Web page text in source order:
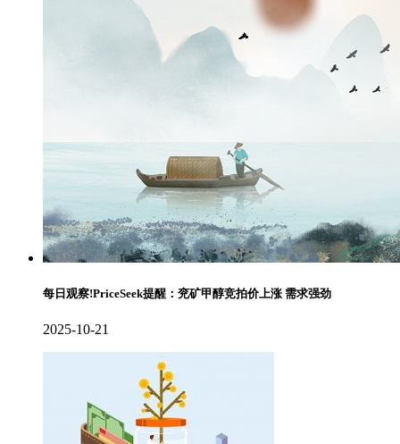
每日观察!PriceSeek提醒：兖矿甲醇竞拍价上涨 需求强劲
2025-10-21